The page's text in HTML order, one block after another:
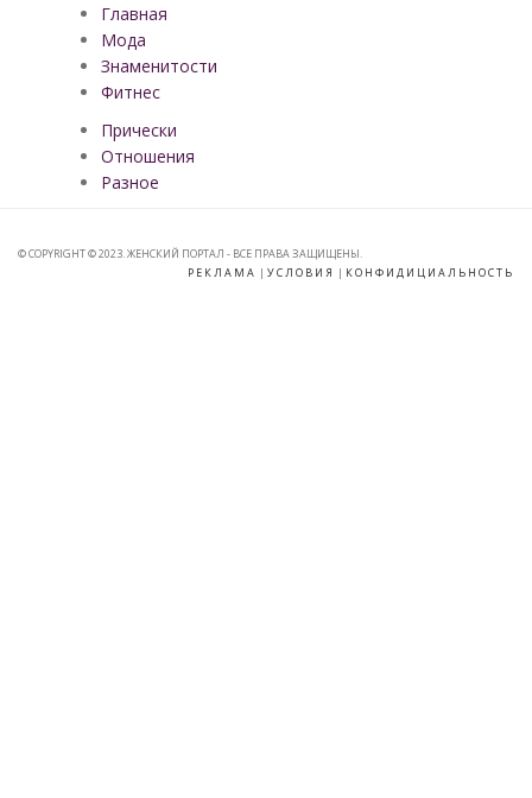
Главная
Мода
Знаменитости
Фитнес
Прически
Отношения
Разное
© COPYRIGHT © 2023. ЖЕНСКИЙ ПОРТАЛ - ВСЕ ПРАВА ЗАЩИЩЕНЫ.
РЕКЛАМА | УСЛОВИЯ | КОНФИДИЦИАЛЬНОСТЬ